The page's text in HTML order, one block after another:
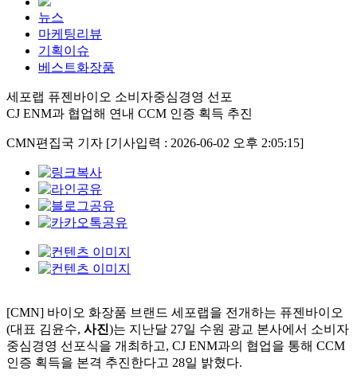
뉴스
마케팅리뷰
기획이슈
베스트화장품
세포랩 퓨젠바이오 소비자중심경영 선포
CJ ENM과 협업해 연내 CCM 인증 획득 추진
CMN편집국 기자 [기사입력 : 2026-06-02 오후 2:05:15]
[CMN] 바이오 화장품 브랜드 세포랩을 전개하는 퓨젠바이오
(대표 김윤수, 사진)는 지난달 27일 수원 광교 본사에서 소비자
중심경영 선포식을 개최하고, CJ ENM과의 협업을 통해 CCM
인증 획득을 본격 추진한다고 28일 밝혔다.